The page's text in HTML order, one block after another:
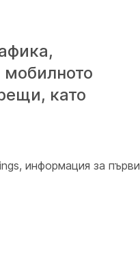
като
информация за първи